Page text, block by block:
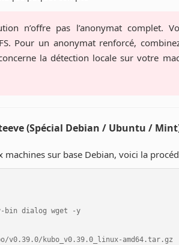
n’offre pas l’anonymat complet.
Pour un anonymat renforcé,
la détection locale sur votre
(Spécial Debian / Ubuntu /
sur base Debian, voici la
dialog wget -y
kubo_v0.39.0_linux-amd64.tar.gz